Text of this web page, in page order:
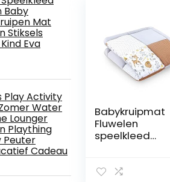
Baby
Mat
Stiksels
Eva
Play Activity
Water
Lounger
Plaything
Peuter
Cadeau
Babykruipmat
Fluwelen
speelkleed
boxinzet Katoen